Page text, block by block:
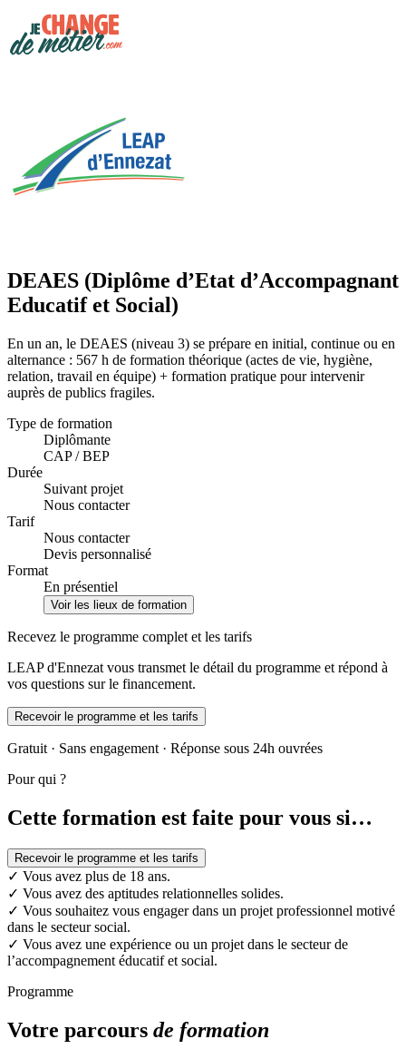
DEAES (Diplôme d’Etat d’Accompagnant
Educatif et Social)
En un an, le DEAES (niveau 3) se prépare en initial, continue ou en
alternance : 567 h de formation théorique (actes de vie, hygiène,
relation, travail en équipe) + formation pratique pour intervenir
auprès de publics fragiles.
Type de formation
Diplômante
CAP / BEP
Durée
Suivant projet
Nous contacter
Tarif
Nous contacter
Devis personnalisé
Format
En présentiel
Voir les lieux de formation
Recevez le programme complet et les tarifs
LEAP d'Ennezat vous transmet le détail du programme et répond à
vos questions sur le financement.
Recevoir le programme et les tarifs
Gratuit · Sans engagement · Réponse sous 24h ouvrées
Pour qui ?
Cette formation est faite pour vous si…
Recevoir le programme et les tarifs
✓ Vous avez plus de 18 ans.
✓ Vous avez des aptitudes relationnelles solides.
✓ Vous souhaitez vous engager dans un projet professionnel motivé
dans le secteur social.
✓ Vous avez une expérience ou un projet dans le secteur de
l’accompagnement éducatif et social.
Programme
Votre parcours de formation